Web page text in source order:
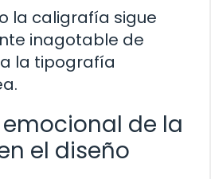
la caligrafía sigue
inagotable de
la tipografía
de la
el diseño